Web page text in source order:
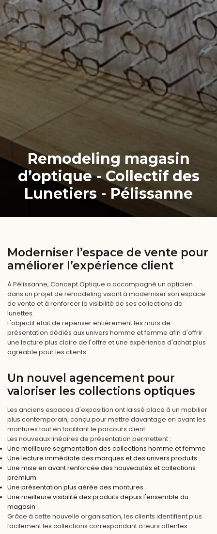
Remodeling magasin
d’optique - Collectif des
Lunetiers - Pélissanne
Moderniser l’espace de vente pour
améliorer l’expérience client
À Pélissanne, Concept Optique a accompagné un opticien
dans un projet de remodeling visant à moderniser son espace
de vente et à renforcer la visibilité de ses collections de
lunettes.
L'objectif était de repenser entièrement les murs de
présentation dédiés aux univers homme et femme afin d'offrir
une lecture plus claire de l'offre et une expérience d'achat plus
agréable pour les clients.
Un nouvel agencement pour
valoriser les collections optiques
Les anciens espaces d'exposition ont laissé place à un mobilier
plus contemporain, conçu pour mettre davantage en avant les
montures tout en facilitant le parcours client.
Les nouveaux linéaires de présentation permettent :
Une meilleure segmentation des collections homme et femme
Une lecture immédiate des marques et des univers produits
Une mise en avant renforcée des nouveautés et collections
premium
Une présentation plus aérée des montures
Une meilleure visibilité des produits depuis l'ensemble du
magasin
Grâce à cette nouvelle organisation, les clients identifient plus
facilement les collections correspondant à leurs attentes.